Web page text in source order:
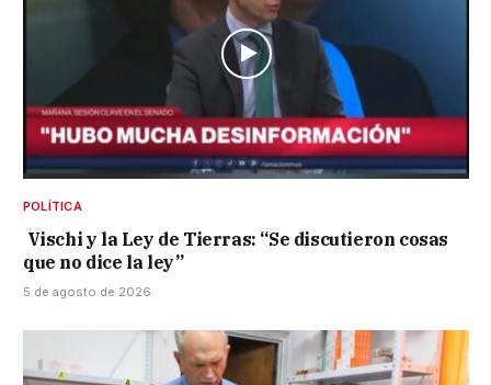
POLÍTICA
Vischi y la Ley de Tierras: “Se discutieron cosas
que no dice la ley”
5 de agosto de 2026